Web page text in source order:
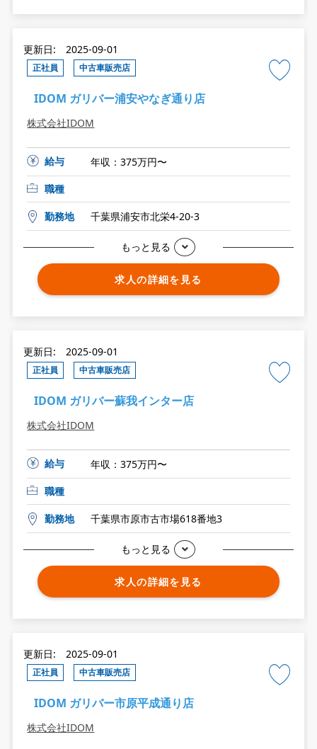
更新日: 2025-09-01
正社員 中古車販売店
IDOM ガリバー浦安やなぎ通り店
株式会社IDOM
給与
年収：375万円〜
職種
勤務地 千葉県浦安市北栄4-20-3
もっと見る
求人の詳細を見る
更新日: 2025-09-01
正社員 中古車販売店
IDOM ガリバー蘇我インター店
株式会社IDOM
給与
年収：375万円〜
職種
勤務地 千葉県市原市古市場618番地3
もっと見る
求人の詳細を見る
更新日: 2025-09-01
正社員 中古車販売店
IDOM ガリバー市原平成通り店
株式会社IDOM